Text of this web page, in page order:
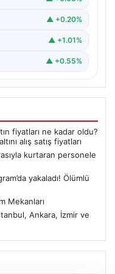
▲ +0.20%
▲ +1.01%
▲ +0.55%
fiyatları ne kadar oldu?
alış satış fiyatları
kurtaran personele
yakaladı! Ölümlü
Mekanları
Ankara, İzmir ve